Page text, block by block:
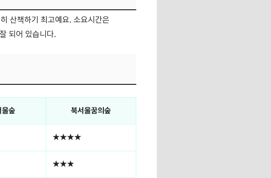
산책하기 최고예요. 소요시간은
되어 있습니다.
울숲 북서울꿈의숲
★★★★
★★★